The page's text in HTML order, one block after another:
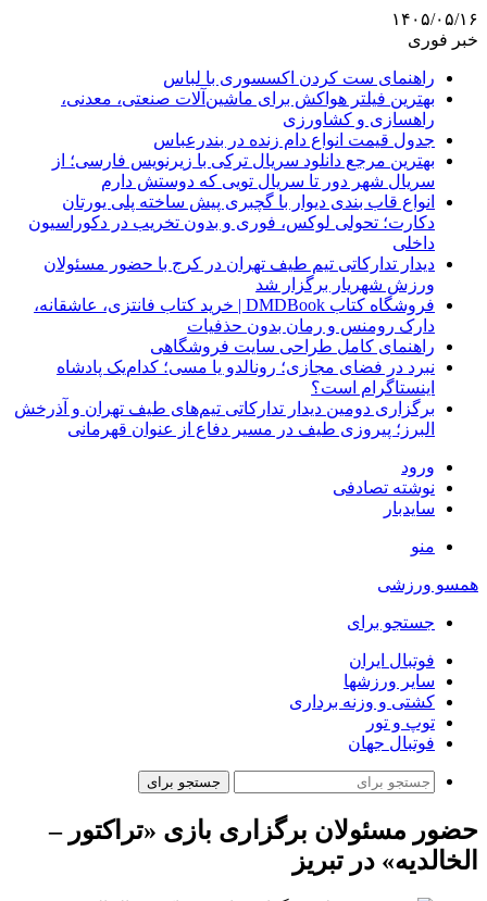
۱۴۰۵/۰۵/۱۶
خبر فوری
راهنمای ست کردن اکسسوری با لباس
بهترین فیلتر هواکش برای ماشین‌آلات صنعتی، معدنی،
راهسازی و کشاورزی
جدول قیمت انواع دام زنده در بندرعباس
بهترین مرجع دانلود سریال ترکی با زیرنویس فارسی؛ از
سریال شهر دور تا سریال تویی که دوستش دارم
انواع قاب بندی دیوار با گچبری پیش ساخته پلی یورتان
دکارت؛ تحولی لوکس، فوری و بدون تخریب در دکوراسیون
داخلی
دیدار تدارکاتی تیم طیف تهران در کرج با حضور مسئولان
ورزش شهریار برگزار شد
فروشگاه کتاب DMDBook | خرید کتاب فانتزی، عاشقانه،
دارک رومنس و رمان بدون حذفیات
راهنمای کامل طراحی سایت فروشگاهی
نبرد در فضای مجازی؛ رونالدو یا مسی؛ کدام‌یک پادشاه
اینستاگرام است؟
برگزاری دومین دیدار تدارکاتی تیم‌های طیف تهران و آذرخش
البرز؛ پیروزی طیف در مسیر دفاع از عنوان قهرمانی
ورود
نوشته تصادفی
سایدبار
منو
همسو ورزشی
جستجو برای
فوتبال ایران
سایر ورزشها
کشتی و وزنه برداری
توپ و تور
فوتبال جهان
جستجو برای
حضور مسئولان برگزاری بازی «تراکتور –
الخالدیه» در تبریز